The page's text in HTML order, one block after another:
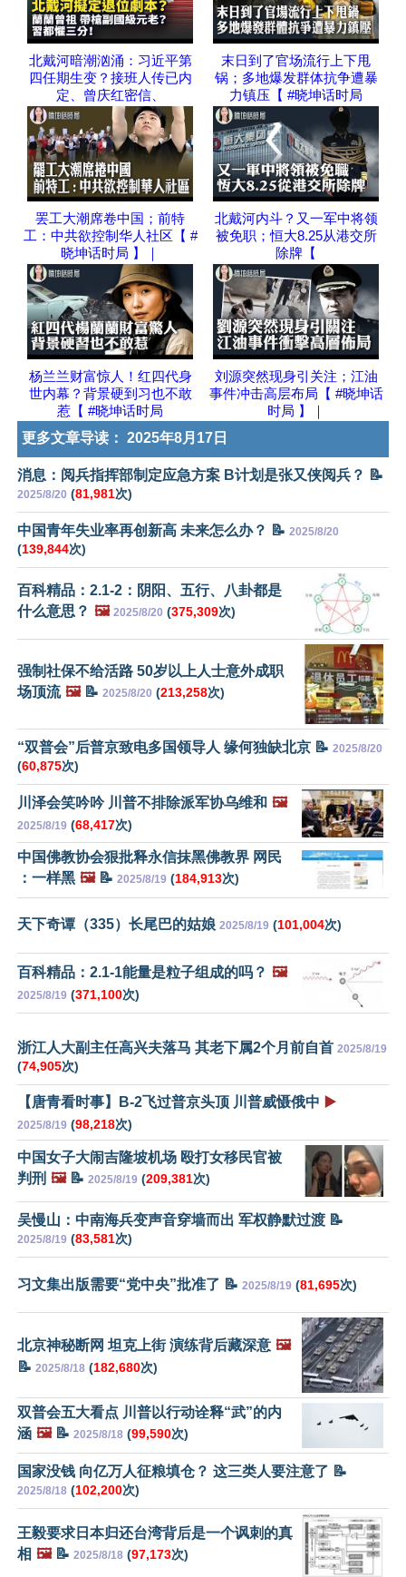
北戴河暗潮汹涌：习近平第
四任期生变？接班人传已内
定、曾庆红密信、
末日到了官场流行上下甩
锅；多地爆发群体抗争遭暴
力镇压【 #晓坤话时局
罢工大潮席卷中国；前特
工：中共欲控制华人社区【 #
晓坤话时局 】｜
北戴河内斗？又一军中将领
被免职；恒大8.25从港交所
除牌【
杨兰兰财富惊人！红四代身
世内幕？背景硬到习也不敢
惹【 #晓坤话时局
刘源突然现身引关注；江油
事件冲击高层布局【 #晓坤话
时局 】｜
更多文章导读： 2025年8月17日
消息：阅兵指挥部制定应急方案 B计划是张又侠阅兵？ 📝
2025/8/20 (81,981次)
中国青年失业率再创新高 未来怎么办？ 📝 2025/8/20
(139,844次)
百科精品：2.1-2：阴阳、五行、八卦都是
什么意思？ 🖼️ 2025/8/20 (375,309次)
强制社保不给活路 50岁以上人士意外成职
场顶流 🖼️📝 2025/8/20 (213,258次)
“双普会”后普京致电多国领导人 缘何独缺北京 📝 2025/8/20
(60,875次)
川泽会笑吟吟 川普不排除派军协乌维和 🖼️
2025/8/19 (68,417次)
中国佛教协会狠批释永信抹黑佛教界 网民
：一样黑 🖼️📝 2025/8/19 (184,913次)
天下奇谭（335）长尾巴的姑娘 2025/8/19 (101,004次)
百科精品：2.1-1能量是粒子组成的吗？ 🖼️
2025/8/19 (371,100次)
浙江人大副主任高兴夫落马 其老下属2个月前自首 2025/8/19
(74,905次)
【唐青看时事】B-2飞过普京头顶 川普威慑俄中 ▶️
2025/8/19 (98,218次)
中国女子大闹吉隆坡机场 殴打女移民官被
判刑 🖼️📝 2025/8/19 (209,381次)
吴慢山：中南海兵变声音穿墙而出 军权静默过渡 📝
2025/8/19 (83,581次)
习文集出版需要“党中央”批准了 📝 2025/8/19 (81,695次)
北京神秘断网 坦克上街 演练背后藏深意 🖼️
📝 2025/8/18 (182,680次)
双普会五大看点 川普以行动诠释“武”的内
涵 🖼️📝 2025/8/18 (99,590次)
国家没钱 向亿万人征粮填仓？ 这三类人要注意了 📝
2025/8/18 (102,200次)
王毅要求日本归还台湾背后是一个讽刺的真
相 🖼️📝 2025/8/18 (97,173次)